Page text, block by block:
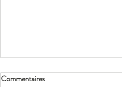
Commentaires